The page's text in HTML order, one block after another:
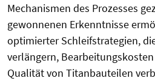
Mechanismen des Prozesses
gewonnenen Erkenntnisse
optimierter Schleifstrategien,
verlängern,
Qualität von Titanbauteilen